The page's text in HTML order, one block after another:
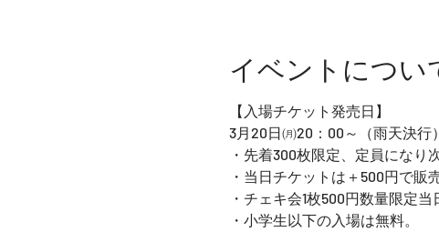
イベントについ
【入場チケット発売日】
3月20日㈪20：00～（雨天決行）
・先着300枚限定、定員になり
・当日チケットは＋500円で販
・チェキ会1枚500円数量限定当
・小学生以下の入場は無料。